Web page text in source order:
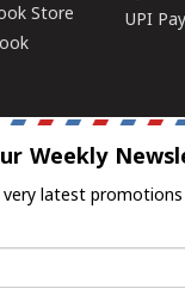
Store
UPI
Weekly
latest promotions